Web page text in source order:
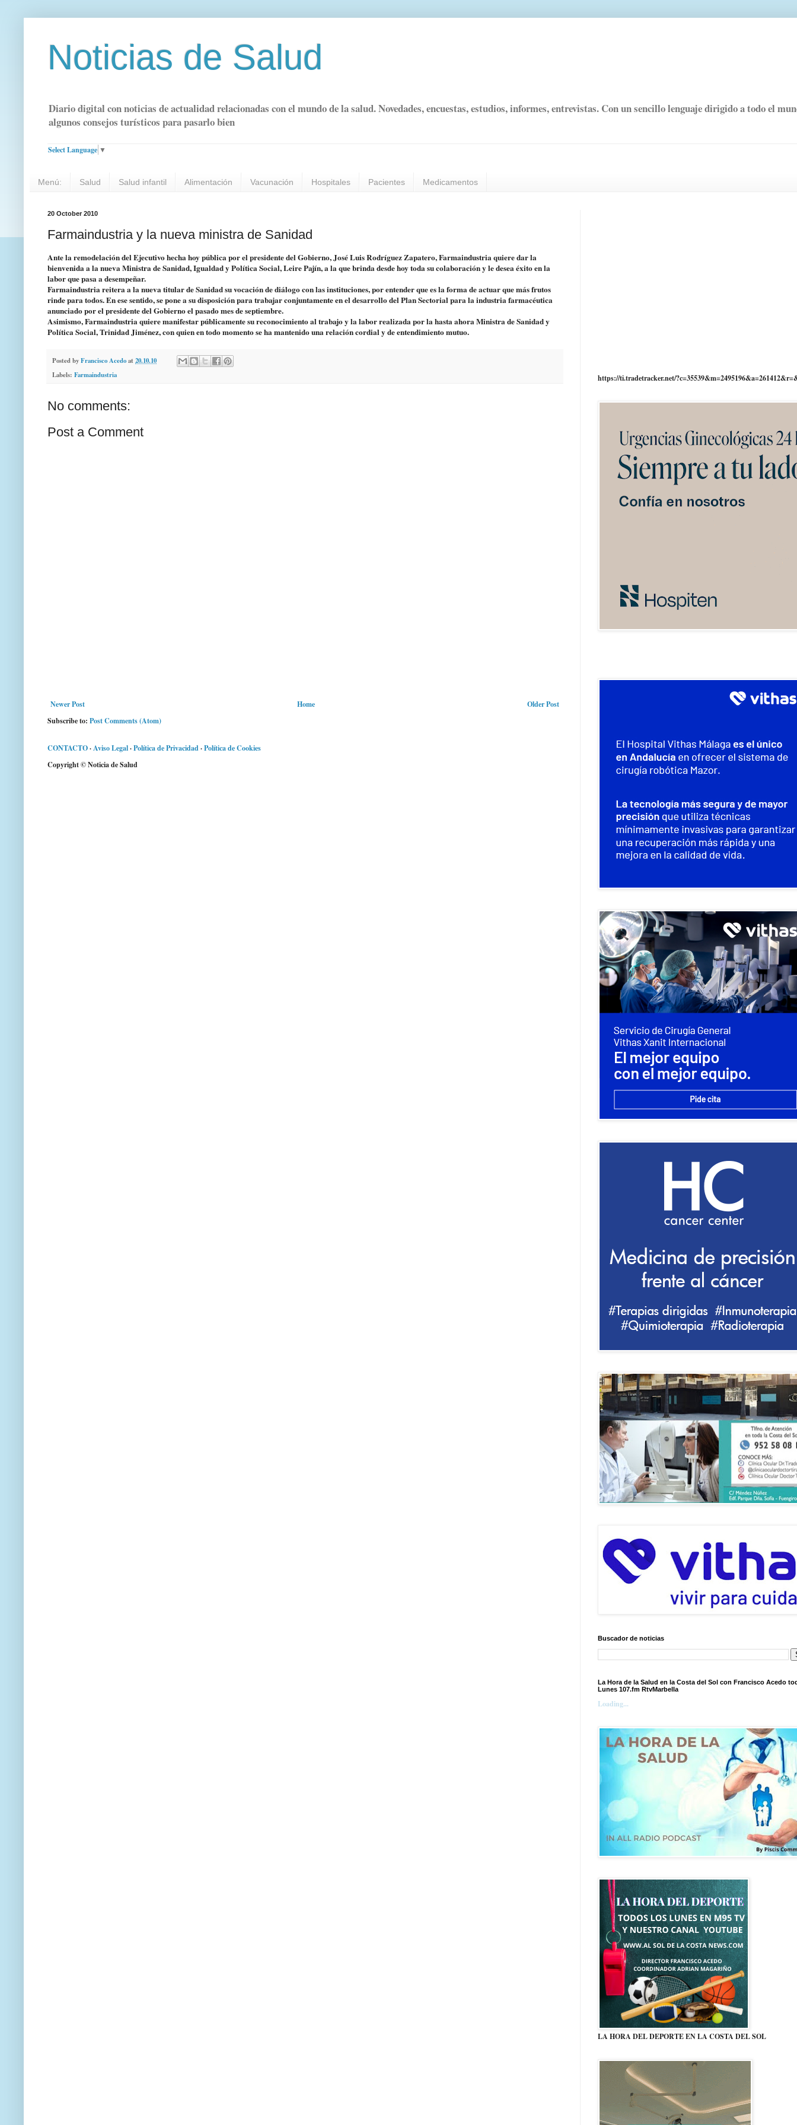
Noticias de Salud
Diario digital con noticias de actualidad relacionadas con el mundo de la salud. Novedades, encuestas, estudios, informes, entrevistas. Con un sencillo lenguaje dirigido a todo el
algunos consejos turísticos para pasarlo bien
Select Language ▼
Menú: Salud Salud infantil Alimentación Vacunación Hospitales Pacientes Medicamentos
20 October 2010
Farmaindustria y la nueva ministra de Sanidad
Ante la remodelación del Ejecutivo hecha hoy pública por el presidente del Gobierno, José Luis Rodríguez Zapatero, Farmaindustria quiere dar la
bienvenida a la nueva Ministra de Sanidad, Igualdad y Política Social, Leire Pajín, a la que brinda desde hoy toda su colaboración y le desea éxito en la
labor que pasa a desempeñar.
Farmaindustria reitera a la nueva titular de Sanidad su vocación de diálogo con las instituciones, por entender que es la forma de actuar que más frutos
rinde para todos. En ese sentido, se pone a su disposición para trabajar conjuntamente en el desarrollo del Plan Sectorial para la industria farmacéutica
anunciado por el presidente del Gobierno el pasado mes de septiembre.
Asimismo, Farmaindustria quiere manifestar públicamente su reconocimiento al trabajo y la labor realizada por la hasta ahora Ministra de Sanidad y
Política Social, Trinidad Jiménez, con quien en todo momento se ha mantenido una relación cordial y de entendimiento mutuo.
Posted byFrancisco Acedoat 20.10.10
Labels: Farmaindustria
No comments:
Post a Comment
Newer Post Older Post
Home
Subscribe to: Post Comments (Atom)
CONTACTO·Aviso Legal·Política de Privacidad·Política de Cookies
Copyright © Noticia de Salud
https://ti.tradetracker.net/
Buscador de noticias
La Hora de la Salud en la Costa del Sol con Francisco Acedo
Lunes 107.fm RtvMarbella
Loading...
LA HORA DEL DEPORTE EN LA COSTA DEL SOL